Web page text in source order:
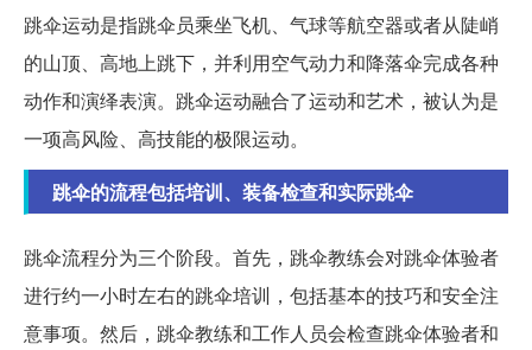
跳伞运动是指跳伞员乘坐飞机、气球等航空器或者从陡峭
的山顶、高地上跳下，并利用空气动力和降落伞完成各种
动作和演绎表演。跳伞运动融合了运动和艺术，被认为是
一项高风险、高技能的极限运动。
跳伞的流程包括培训、装备检查和实际跳伞
跳伞流程分为三个阶段。首先，跳伞教练会对跳伞体验者
进行约一小时左右的跳伞培训，包括基本的技巧和安全注
意事项。然后，跳伞教练和工作人员会检查跳伞体验者和